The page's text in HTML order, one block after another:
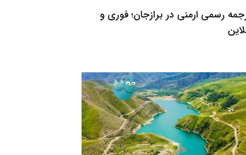
رسمی ارمنی در برازجان؛ فوری و